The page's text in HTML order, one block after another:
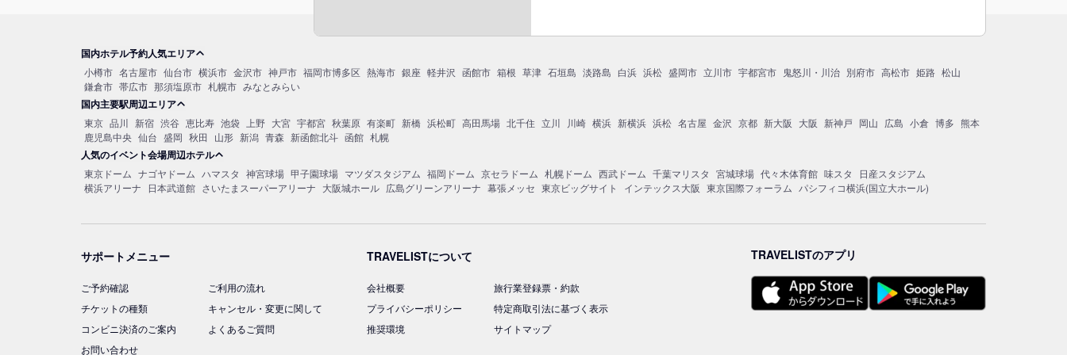
国内ホテル予約人気エリア
小樽市 名古屋市 仙台市 横浜市 金沢市 神戸市 福岡市博多区 熱海市 銀座 軽井沢 函館市 箱根 草津 石垣島 淡路島 白浜 浜松 盛岡市 立川市 宇都宮市 鬼怒川・川治 別府市 高松市 姫路 松山
鎌倉市 帯広市 那須塩原市 札幌市 みなとみらい
国内主要駅周辺エリア
東京 品川 新宿 渋谷 恵比寿 池袋 上野 大宮 宇都宮 秋葉原 有楽町 新橋 浜松町 高田馬場 北千住 立川 川崎 横浜 新横浜 浜松 名古屋 金沢 京都 新大阪 大阪 新神戸 岡山 広島 小倉 博多 熊本
鹿児島中央 仙台 盛岡 秋田 山形 新潟 青森 新函館北斗 函館 札幌
人気のイベント会場周辺ホテル
東京ドーム ナゴヤドーム ハマスタ 神宮球場 甲子園球場 マツダスタジアム 福岡ドーム 京セラドーム 札幌ドーム 西武ドーム 千葉マリスタ 宮城球場 代々木体育館 味スタ
日産スタジアム
横浜アリーナ
日本武道館 さいたまスーパーアリーナ 大阪城ホール 広島グリーンアリーナ 幕張メッセ 東京ビッグサイト インテックス大阪 東京国際フォーラム パシフィコ横浜(国立大ホール)
サポートメニュー
ご予約確認
ご利用の流れ
チケットの種類
キャンセル・変更に関して
コンビニ決済のご案内
よくあるご質問
お問い合わせ
TRAVELISTについて
会社概要
旅行業登録票・約款
プライバシーポリシー
特定商取引法に基づく表示
推奨環境
サイトマップ
TRAVELISTのアプリ